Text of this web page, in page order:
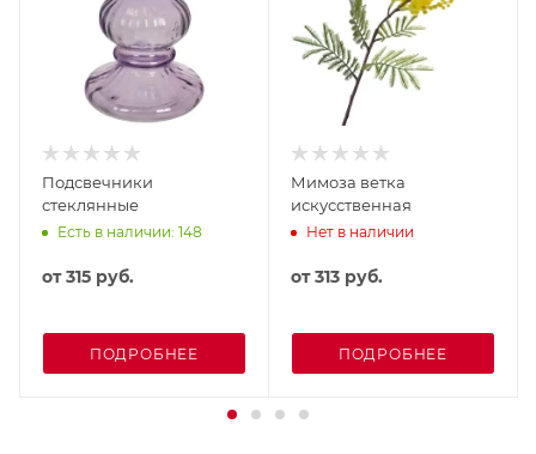
Подсвечники
стеклянные
Есть в наличии: 148
от315 руб.
ПОДРОБНЕЕ
Мимоза ветка
искусственная
Нет в наличии
от313 руб.
ПОДРОБНЕЕ